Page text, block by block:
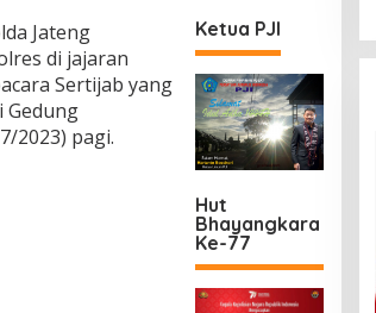
Jateng
di jajaran
Sertijab yang
Gedung
2023) pagi.
Ketua PJI
Hut
Bhayangkara
Ke-77